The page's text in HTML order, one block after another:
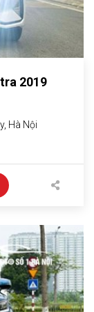
2019
Hà Nội